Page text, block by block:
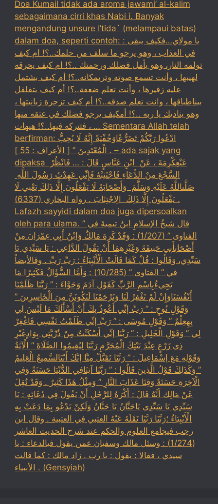
Doa Kumail tidak ada aroma jawami’ al-kalim
sebagaimana cirri khas Nabi i. Banyak
mengandung unsure I’tida` (melampaui batas)
dalam doa, seperti contoh: : يا مولاي…فكيف يبقى
في العذاب ، وهو يرجو ما سلف من حلمك..؟! ام كيف
تولمه النار، وهو يأمل فضلك ورحمتك ..؟! ام كيف يحرقه
لهيبها ، وأنت تسمع صوته وترىمكانه..؟! أم كيف بشتمل
عليه زفيرها ، وأنت تعلم ضعفة..؟! أم كيف يتقلقل
بيناطباقها ، وانت تعلم صدقه..؟! أم كيف تزجرة زبانيتها ،
وهو يناديك يا ربه ..؟! أمكيف يرجو فضلك في عتقه منها
، فتتركه فيها..؟! هيهات … Sementara Allah telah
berfirman: ادْعُوا رَبَّكُمْ تَضَرُّعًاوَخُفْيَةً إِنَّهُ لَا يُحِبُّ
الْمُعْتَدِينَ ” [ الأعراف : 55 ] . – ada sajak yang
dipaksa ‏عَنْ‏‏عِكْرِمَةَ ‏، ‏عَنْ ‏ ‏ابْنِ عَبَّاسٍ ‏‏قَالَ : … فَانْظُرْ ‏‏
السَّجْعَ ‏‏مِنْ الدُّعَاءِ فَاجْتَنِبْهُ فَإِنِّي عَهِدْتُ رَسُولَ اللَّهِ ‏
‏صَلَّىاللَّهُ عَلَيْهِ وَسَلَّمَ ‏ ‏وَأَصْحَابَهُ لَا يَفْعَلُونَ إِلَّا ذَلِكَ ‏‏يَعْنِي لَا
يَفْعَلُونَ إِلَّا ذَلِكَ ‏ ‏الِاجْتِنَابَ . رواه البخاري (6337) .
Lafazh sayyidi dalam doa juga dipersoalkan
oleh para ulama. قال شيخُ الإسلامِ ابنُ تيميةَ في ”
الفتاوى ” (1/207) : وَقَدْ كَرِهَ مَالِكٌ وَابْنُ أَبِي عِمْرَانَ مِنْ
أَصْحَابِأَبِي حَنِيفَةَ وَغَيْرِهِمَا أَنْ يَقُولَ الدَّاعِي : يَا سَيِّدِي يَا
سَيِّدِي، وَقَالُوا : قُلْ كَمَا قَالَتْ الْأَنْبِيَاءُ : رَبِّ رَبِّ . وقالأيضاً
في ” الفتاوى ” (10/285) : وَأَمَّا السُّؤَالُ فَكَثِيرًا مَا
يَجِيءُبِاسْمِ الرَّبِّ كَقَوْلِ آدَمَ وَحَوَّاءَ : ” رَبَّنَا ظَلَمْنَا
أَنْفُسَنَاوَإِنْ لَمْ تَغْفِرْ لَنَا وَتَرْحَمْنَا لَنَكُونَنَّ مِنَ الْخَاسِرِينَ ”
وَقَوْلِ نُوحٍ : ” رَبِّ إنِّي أَعُوذُ بِكَ أَنْ أَسْأَلَكَ مَا لَيْسَ لِي
بِهِعِلْمٌ ” وَقَوْلِ مُوسَى : ” رَبِّ إنِّي ظَلَمْتُ نَفْسِي فَاغْفِرْ
لِي ” وَقَوْلِ الْخَلِيلِ : ” رَبَّنَا إنِّي أَسْكَنْتُ مِنْ ذُرِّيَّتِي بِوَادٍغَيْرِ
ذِي زَرْعٍ عِنْدَ بَيْتِكَ الْمُحَرَّمِ رَبَّنَا لِيُقِيمُوا الصَّلَاةَ ” الْآيَةُ
وَقَوْلِهِ مَعَ إسْمَاعِيلَ : ” رَبَّنَا تَقَبَّلْ مِنَّا إنَّكَ أَنْتَالسَّمِيعُ الْعَلِيمُ
” وَكَذَلِكَ قَوْلُ الَّذِينَ قَالُوا : ” رَبَّنَا آتِنَافِي الدُّنْيَا حَسَنَةً وَفِي
الْآخِرَةِ حَسَنَةً وَقِنَا عَذَابَ النَّارِ ” وَمِثْلُ هَذَا كَثِيرٌ . وَقَدْ نُقِلَ
عَنْ مَالِك أَنَّهُ قَالَ : أَكْرَهُ لِلرَّجُلِ أَنْ يَقُولَ فِي دُعَائِهِ : يَا
سَيِّدِي يَا سَيِّدِي يَاحَنَّانُ يَا حَنَّانُ وَلَكِنْ يَدْعُو بِمَا دَعَتْ بِهِ
الْأَنْبِيَاءُ ؛رَبَّنَا رَبَّنَا نَقَلَهُ عَنْهُ العتبي فِي العتبية . وقال ابن
رجب فيجامع العلوم والحكم عند شرح الحديث العاشر
(1/274) : وسئل مالك وسفيان عمن يقول فيالدعاء : يا
سيدي ، فقالا : يقول : يا رب . زاد مالك : كما قالت
الأنبياء . (Gensyiah)